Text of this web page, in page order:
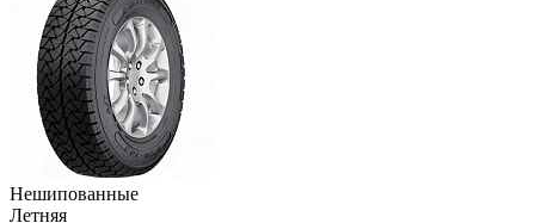
Нешипованные
Летняя